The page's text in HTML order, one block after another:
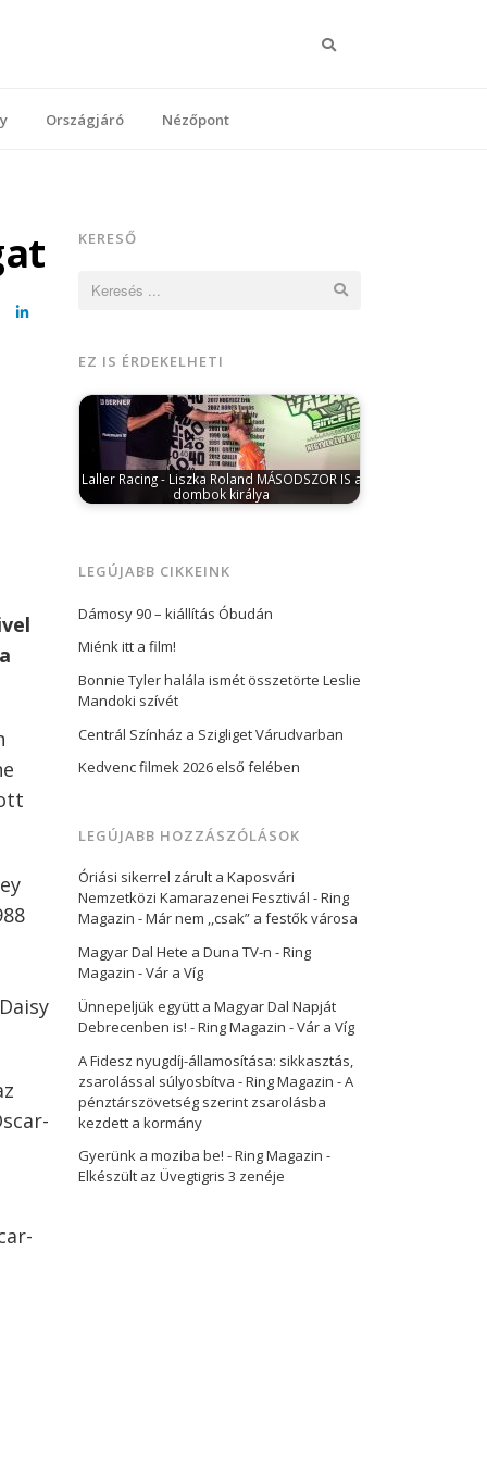
Országjáró Nézőpont
LinkedIn
KERESŐ
EZ IS ÉRDEKELHETI
Laller Racing - Liszka Roland MÁSODSZOR IS a
dombok királya
LEGÚJABB CIKKEINK
Dámosy 90 – kiállítás Óbudán
Miénk itt a film!
Bonnie Tyler halála ismét összetörte Leslie
Mandoki szívét
Centrál Színház a Szigliget Várudvarban
Kedvenc filmek 2026 első felében
LEGÚJABB HOZZÁSZÓLÁSOK
Óriási sikerrel zárult a Kaposvári
Nemzetközi Kamarazenei Fesztivál - Ring
Magazin -Már nem ,,csak” a festők városa
Magyar Dal Hete a Duna TV-n - Ring
Magazin -Vár a Víg
Ünnepeljük együtt a Magyar Dal Napját
Debrecenben is! - Ring Magazin -Vár a Víg
A Fidesz nyugdíj-államosítása: sikkasztás,
zsarolással súlyosbítva - Ring Magazin -A
pénztárszövetség szerint zsarolásba
kezdett a kormány
Gyerünk a moziba be! - Ring Magazin -
Elkészült az Üvegtigris 3 zenéje